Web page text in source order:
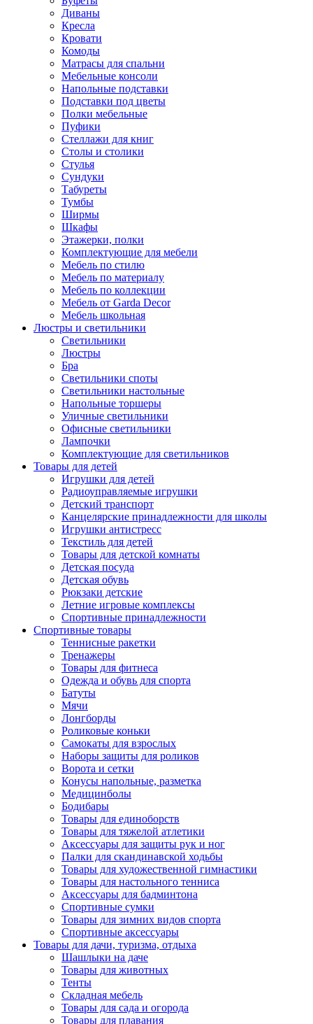
Диваны
Кресла
Кровати
Комоды
Матрасы для спальни
Мебельные консоли
Напольные подставки
Подставки под цветы
Полки мебельные
Пуфики
Стеллажи для книг
Столы и столики
Стулья
Сундуки
Табуреты
Тумбы
Ширмы
Шкафы
Этажерки, полки
Комплектующие для мебели
Мебель по стилю
Мебель по материалу
Мебель по коллекции
Мебель от Garda Decor
Мебель школьная
Люстры и светильники
Светильники
Люстры
Бра
Светильники споты
Светильники настольные
Напольные торшеры
Уличные светильники
Офисные светильники
Лампочки
Комплектующие для светильников
Товары для детей
Игрушки для детей
Радиоуправляемые игрушки
Детский транспорт
Канцелярские принадлежности для школы
Игрушки антистресс
Текстиль для детей
Товары для детской комнаты
Детская посуда
Детская обувь
Рюкзаки детские
Летние игровые комплексы
Спортивные принадлежности
Спортивные товары
Теннисные ракетки
Тренажеры
Товары для фитнеса
Одежда и обувь для спорта
Батуты
Мячи
Лонгборды
Роликовые коньки
Самокаты для взрослых
Наборы защиты для роликов
Ворота и сетки
Конусы напольные, разметка
Медицинболы
Бодибары
Товары для единоборств
Товары для тяжелой атлетики
Аксессуары для защиты рук и ног
Палки для скандинавской ходьбы
Товары для художественной гимнастики
Товары для настольного тенниса
Аксессуары для бадминтона
Спортивные сумки
Товары для зимних видов спорта
Спортивные аксессуары
Товары для дачи, туризма, отдыха
Шашлыки на даче
Товары для животных
Тенты
Складная мебель
Товары для сада и огорода
Товары для плавания